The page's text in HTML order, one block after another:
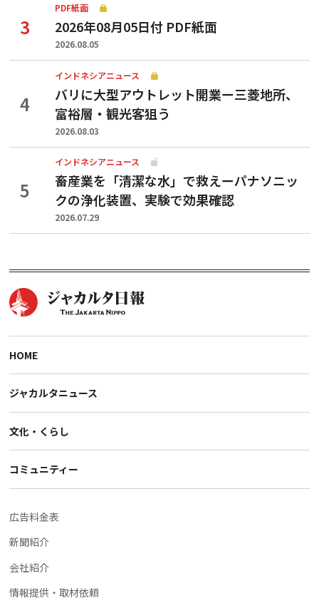
PDF紙面
2026年08月05日付 PDF紙面
2026.08.05
インドネシアニュース
バリに大型アウトレット開業ー三菱地所、
富裕層・観光客狙う
2026.08.03
インドネシアニュース
畜産業を「清潔な水」で救えーパナソニッ
クの浄化装置、実験で効果確認
2026.07.29
HOME
ジャカルタニュース
文化・くらし
コミュニティー
広告料金表
新聞紹介
会社紹介
情報提供・取材依頼